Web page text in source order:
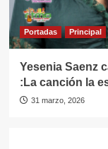
Portadas Principal
Yesenia Saenz
:La canción la
31 marzo, 2026